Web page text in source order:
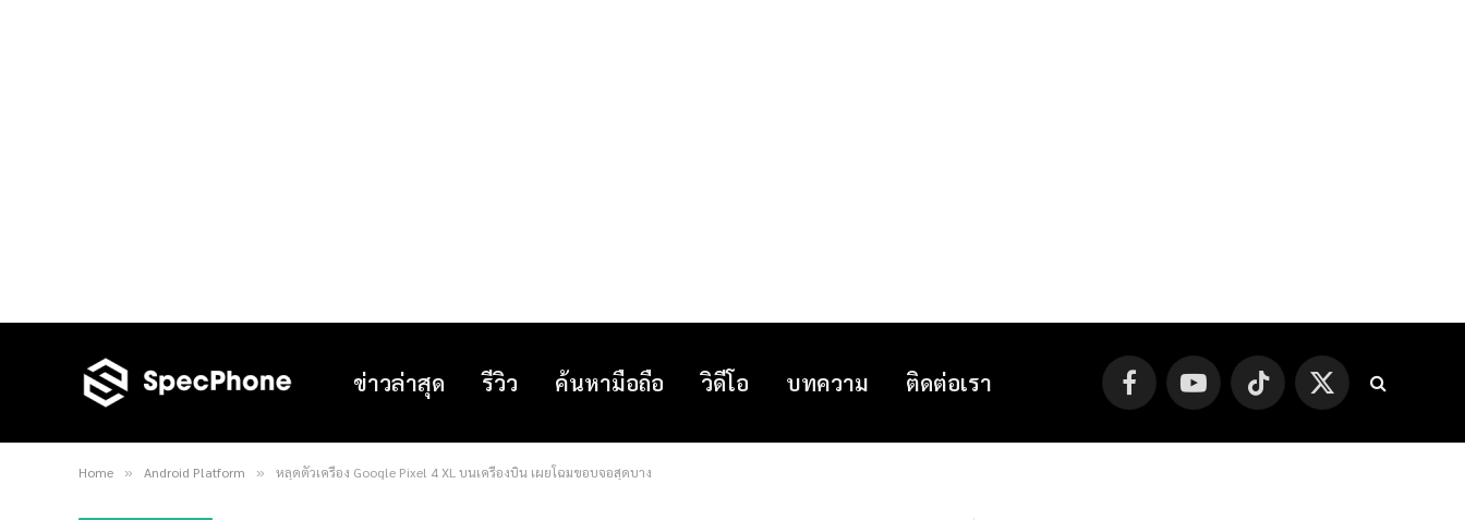
ข่าวล่าสุด รีวิว ค้นหามือถือ วิดีโอ บทความ ติดต่อเรา FacebookYouTube TikTok
X
(Twitter)
Home » Android Platform » หลุดตัวเครื่อง Google Pixel 4 XL บนเครื่องบิน เผยโฉมขอบจอสุดบาง